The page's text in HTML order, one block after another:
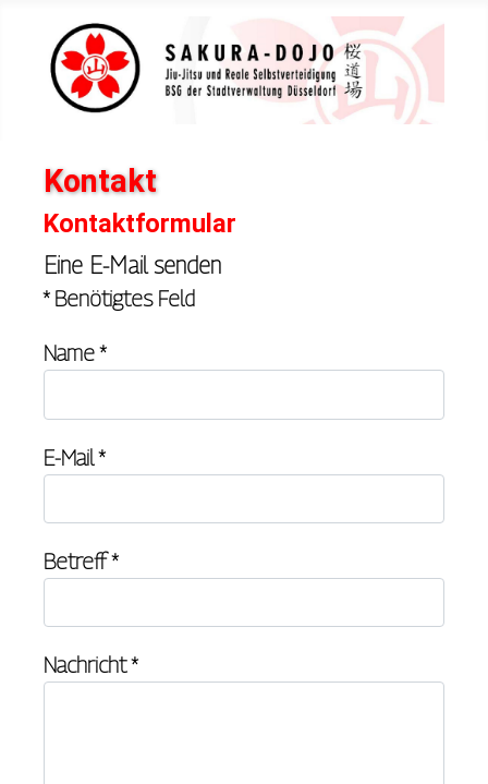
Kontakt
Kontaktformular
Eine E-Mail senden
*Benötigtes Feld
Name*
E-Mail*
Betreff*
Nachricht*